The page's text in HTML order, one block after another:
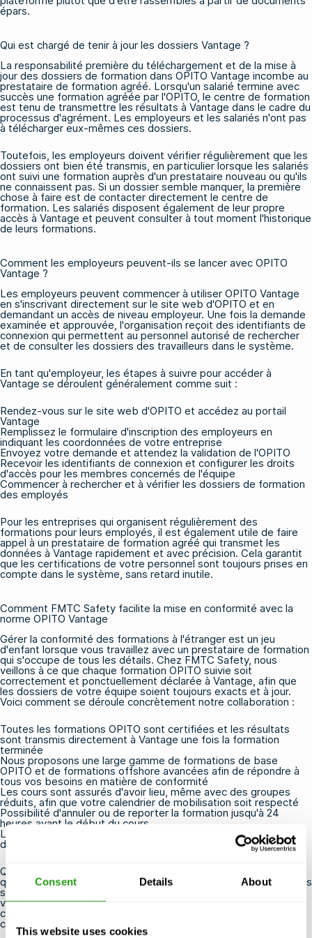
Consent Details About
This website uses cookies
épars.
Qui est chargé de tenir à jour les dossiers Vantage ?
La responsabilité première du téléchargement et de la mise à
jour des dossiers de formation dans OPITO Vantage incombe au
prestataire de formation agréé. Lorsqu'un salarié termine avec
succès une formation agréée par l'OPITO, le centre de formation
est tenu de transmettre les résultats à Vantage dans le cadre du
processus d'agrément. Les employeurs et les salariés n'ont pas
à télécharger eux-mêmes ces dossiers.
Toutefois, les employeurs doivent vérifier régulièrement que les
dossiers ont bien été transmis, en particulier lorsque les salariés
ont suivi une formation auprès d'un prestataire nouveau ou qu'ils
ne connaissent pas. Si un dossier semble manquer, la première
chose à faire est de contacter directement le centre de
formation. Les salariés disposent également de leur propre
accès à Vantage et peuvent consulter à tout moment l'historique
de leurs formations.
Comment les employeurs peuvent-ils se lancer avec OPITO
Vantage ?
Les employeurs peuvent commencer à utiliser OPITO Vantage
en s'inscrivant directement sur le site web d'OPITO et en
demandant un accès de niveau employeur. Une fois la demande
examinée et approuvée, l'organisation reçoit des identifiants de
connexion qui permettent au personnel autorisé de rechercher
et de consulter les dossiers des travailleurs dans le système.
En tant qu'employeur, les étapes à suivre pour accéder à
Vantage se déroulent généralement comme suit :
Rendez-vous sur le site web d'OPITO et accédez au portail
Vantage
Remplissez le formulaire d'inscription des employeurs en
indiquant les coordonnées de votre entreprise
Envoyez votre demande et attendez la validation de l'OPITO
Recevoir les identifiants de connexion et configurer les droits
d'accès pour les membres concernés de l'équipe
Commencer à rechercher et à vérifier les dossiers de formation
des employés
Pour les entreprises qui organisent régulièrement des
formations pour leurs employés, il est également utile de faire
appel à un prestataire de formation agréé qui transmet les
données à Vantage rapidement et avec précision. Cela garantit
que les certifications de votre personnel sont toujours prises en
compte dans le système, sans retard inutile.
Comment FMTC Safety facilite la mise en conformité avec la
norme OPITO Vantage
Gérer la conformité des formations à l'étranger est un jeu
d'enfant lorsque vous travaillez avec un prestataire de formation
qui s'occupe de tous les détails. Chez FMTC Safety, nous
veillons à ce que chaque formation OPITO suivie soit
correctement et ponctuellement déclarée à Vantage, afin que
les dossiers de votre équipe soient toujours exacts et à jour.
Voici comment se déroule concrètement notre collaboration :
Toutes les formations OPITO sont certifiées et les résultats
sont transmis directement à Vantage une fois la formation
terminée
Nous proposons une large gamme de formations de base
OPITO et de formations offshore avancées afin de répondre à
tous vos besoins en matière de conformité
Les cours sont assurés d'avoir lieu, même avec des groupes
réduits, afin que votre calendrier de mobilisation soit respecté
Possibilité d'annuler ou de reporter la formation jusqu'à 24
heures avant le début du cours
Les sites de formation sont stratégiquement situés à proximité
des ports et des aéroports dans plusieurs pays
Que vous réserviez une formation pour un seul intervenant ou
que vous gériez la formation de toute une équipe de projet, nous
sommes là pour vous aider.
vos besoins en matière de formation offshore et découvrir
comment nous pouvons vous aider à maintenir votre personnel
certifié, en conformité et prêt à intervenir.